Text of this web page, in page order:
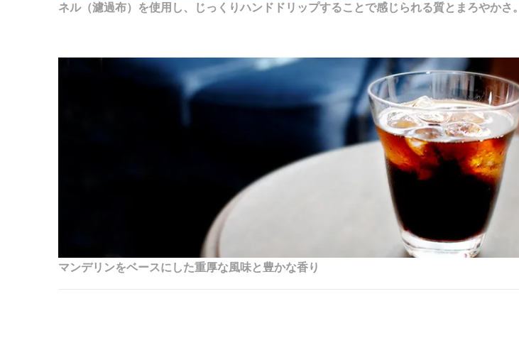
ネル（濾過布）を使用し、じっくりハンドドリップすることで感じられる質とまろやかさ。
マンデリンをベースにした重厚な風味と豊かな香り